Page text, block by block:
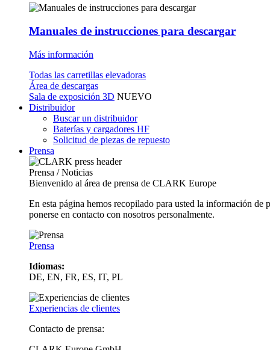
Manuales de instrucciones para descargar
Más información
Todas las carretillas elevadoras
Área de descargas
Sala de exposición 3D NUEVO
Distribuidor
Buscar un distribuidor
Baterías y cargadores HF
Solicitud de piezas de repuesto
Prensa
Prensa / Noticias
Bienvenido al área de prensa de CLARK Europe
En esta página hemos recopilado para usted la información
ponerse en contacto con nosotros personalmente.
Prensa
Idiomas:
DE, EN, FR, ES, IT, PL
Experiencias de clientes
Contacto de prensa: